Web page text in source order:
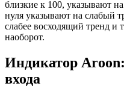
близкие к 100, указывают
нуля указывают на слабый
слабее восходящий тренд и
наоборот.
Индикатор
входа